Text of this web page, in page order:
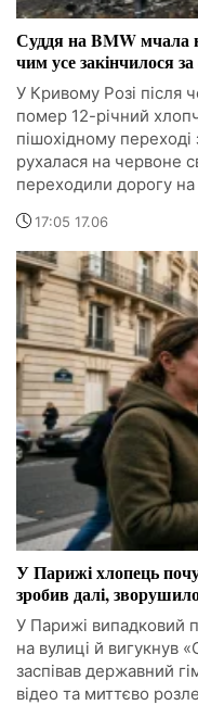
Суддя на BMW мчала
чим усе закінчилося за
У Кривому Розі після
помер 12-річний
пішохідному
рухалася на червоне
переходили дорогу
17:05 17.06
У Парижі хлопець
зробив далі,
У Парижі випадковий
на вулиці й вигукнув
заспівав державний
відео та миттєво